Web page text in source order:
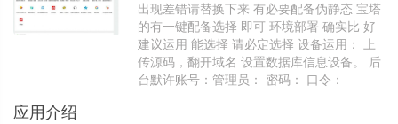
出现差错请替换下来 有必要配备伪静态 宝塔
的有一键配备选择 即可 环境部署 确实比 好
建议运用 能选择 请必定选择 设备运用： 上
传源码，翻开域名 设置数据库信息设备。 后
台默许账号：管理员： 密码： 口令：
应用介绍